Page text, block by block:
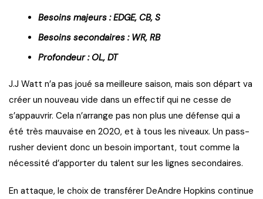
Besoins majeurs : EDGE, CB, S
Besoins secondaires : WR, RB
Profondeur : OL, DT
J.J Watt n’a pas joué sa meilleure saison, mais son départ va
créer un nouveau vide dans un effectif qui ne cesse de
s’appauvrir. Cela n’arrange pas non plus une défense qui a
été très mauvaise en 2020, et à tous les niveaux. Un pass-
rusher devient donc un besoin important, tout comme la
nécessité d’apporter du talent sur les lignes secondaires.
En attaque, le choix de transférer DeAndre Hopkins continue